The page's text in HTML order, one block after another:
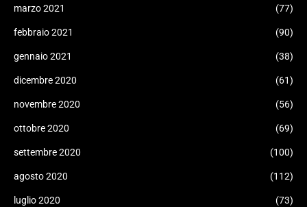
marzo 2021 (77)
febbraio 2021 (90)
gennaio 2021 (38)
dicembre 2020 (61)
novembre 2020 (56)
ottobre 2020 (69)
settembre 2020 (100)
agosto 2020 (112)
luglio 2020 (73)